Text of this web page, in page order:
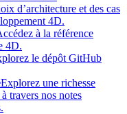
d’architecture et des cas
4D.
à la référence
4D.
le dépôt GitHub
Explorez une richesse
travers nos notes